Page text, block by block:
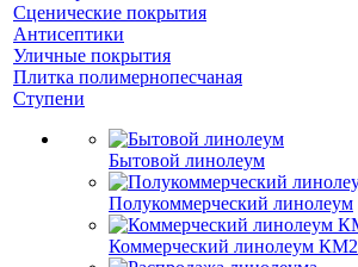
Сценические покрытия
Антисептики
Уличные покрытия
Плитка полимернопесчаная
Ступени
Бытовой линолеум
Полукоммерческий линолеум
Коммерческий линолеум КМ2